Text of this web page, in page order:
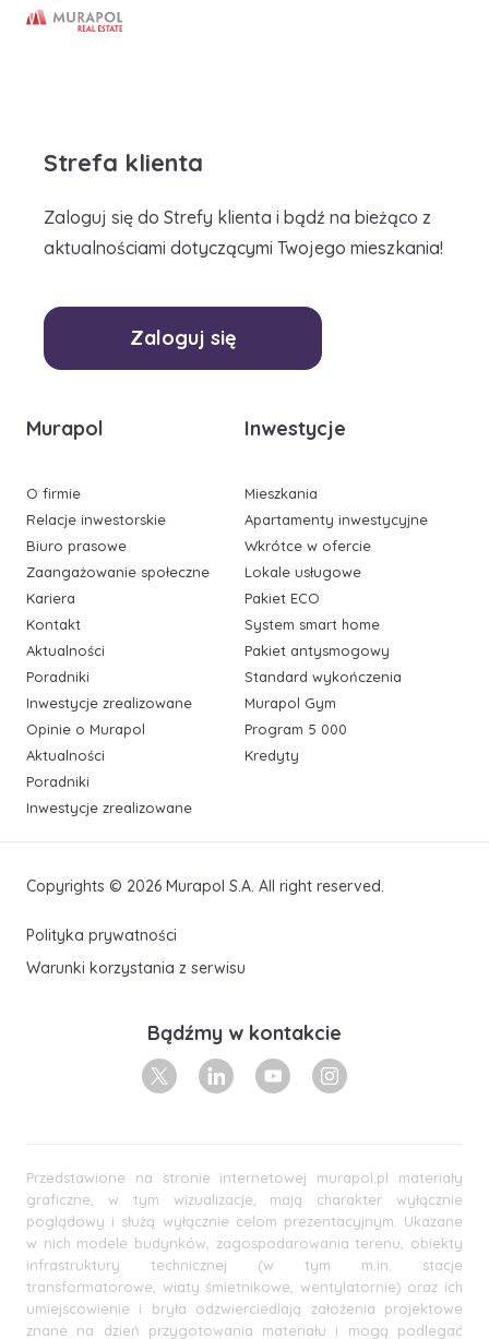
Murapol
O firmie
Relacje inwestorskie
Biuro prasowe
Zaangażowanie społeczne
Kariera
Kontakt
Aktualności
Poradniki
Inwestycje zrealizowane
Opinie o Murapol
Aktualności
Poradniki
Inwestycje zrealizowane
Inwestycje
Mieszkania
Apartamenty inwestycyjne
Wkrótce w ofercie
Lokale usługowe
Pakiet ECO
System smart home
Pakiet antysmogowy
Standard wykończenia
Murapol Gym
Program 5 000
Kredyty
Strefa klienta
Zaloguj się do Strefy klienta i bądź na bieżąco z
aktualnościami dotyczącymi Twojego mieszkania!
Zaloguj się
Copyrights © 2026 Murapol S.A. All right reserved.
Polityka prywatności
Warunki korzystania z serwisu
Bądźmy w kontakcie
X LinkedinYoutubeInstagram
Przedstawione na stronie internetowej murapol.pl materiały
graficzne, w tym wizualizacje, mają charakter wyłącznie
poglądowy i służą wyłącznie celom prezentacyjnym. Ukazane
w nich modele budynków, zagospodarowania terenu, obiekty
infrastruktury technicznej (w tym m.in. stacje
transformatorowe, wiaty śmietnikowe, wentylatornie) oraz ich
umiejscowienie i bryła odzwierciedlają założenia projektowe
znane na dzień przygotowania materiału i mogą podlegać